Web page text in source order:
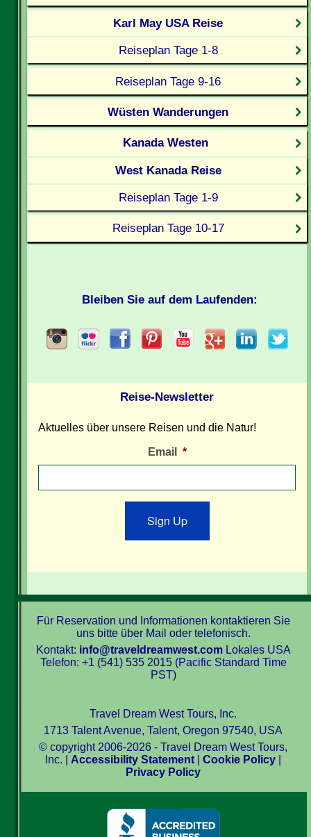
Karl May USA Reise
Reiseplan Tage 1-8
Reiseplan Tage 9-16
Wüsten Wanderungen
Kanada Westen
West Kanada Reise
Reiseplan Tage 1-9
Reiseplan Tage 10-17
Bleiben Sie auf dem Laufenden:
Reise-Newsletter
Aktuelles über unsere Reisen und die Natur!
Email *
Sign Up
Für Reservation und Informationen kontaktieren Sie
uns bitte über Mail oder telefonisch.
Kontakt: info@traveldreamwest.comLokales USA
Telefon: +1 (541) 535 2015 (Pacific Standard Time
PST)
Travel Dream West Tours, Inc.
1713 Talent Avenue, Talent, Oregon 97540, USA
© copyright 2006-2026 - Travel Dream West Tours,
Inc. | Accessibility Statement |Cookie Policy
Privacy Policy